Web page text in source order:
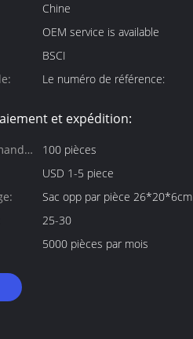
Chine
OEM service is available
BSCI
Le numéro de référence:
et expédition:
100 pièces
USD 1-5 piece
Sac opp par pièce 26*20*6cm
25-30
5000 pièces par mois